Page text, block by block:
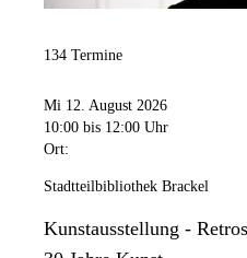
134 Termine
Mi 12. August 2026
10:00 bis 12:00 Uhr
Ort:
Stadtteilbibliothek Brackel
Kunstausstellung -